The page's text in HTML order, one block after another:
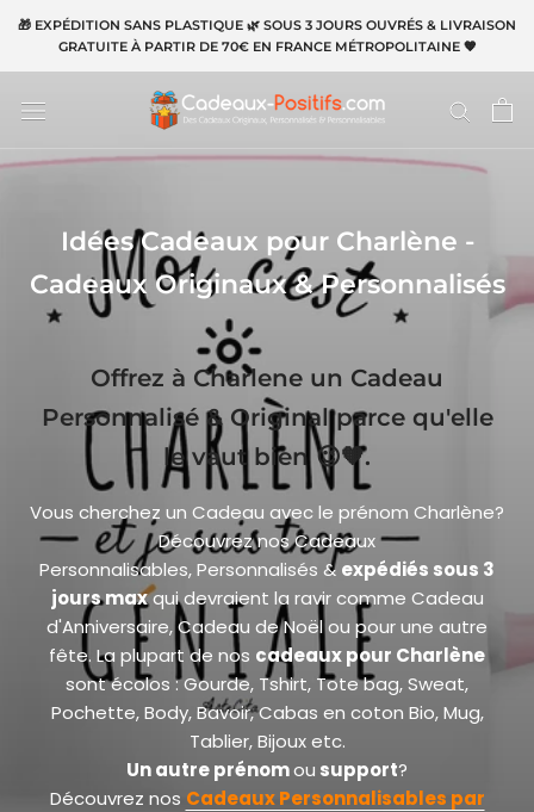
Aller
contenu
🎁 EXPÉDITION SANS PLASTIQUE 🌿 SOUS 3 JOURS OUVRÉS & LIVRAISON
GRATUITE À PARTIR DE 70€ EN FRANCE MÉTROPOLITAINE 🧡
Idées Cadeaux pour Charlène -
Cadeaux Originaux & Personnalisés
Offrez à Charlene un Cadeau
Personnalisé & Original parce qu'elle
le vaut bien 😉🧡.
Vous cherchez un Cadeau avec le prénom Charlène?
Découvrez nos Cadeaux
Personnalisables, Personnalisés & expédiés sous 3
jours maxqui devraient la ravir comme Cadeau
d'Anniversaire, Cadeau de Noël ou pour une autre
fête. La plupart de nos cadeaux pour Charlène
sont écolos : Gourde, Tshirt, Tote bag, Sweat,
Pochette, Body, Bavoir, Cabas en coton Bio, Mug,
Tablier, Bijoux etc.
Un autre prénomou support?
Découvrez nos Cadeaux Personnalisables par